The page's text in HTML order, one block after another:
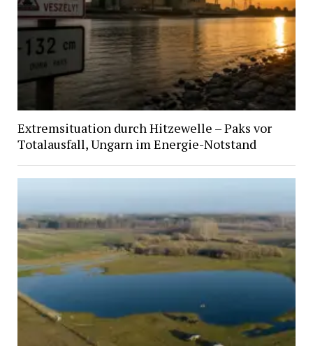
Extremsituation durch Hitzewelle – Paks vor
Totalausfall, Ungarn im Energie-Notstand